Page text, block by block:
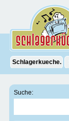
Schlagerkueche.
Suche: